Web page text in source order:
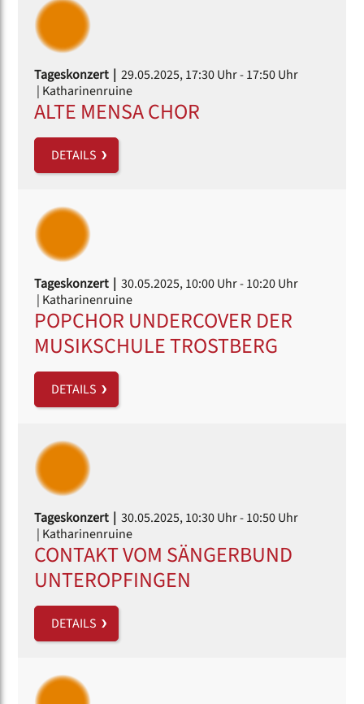
Tageskonzert | 29.05.2025, 17:30 Uhr- 17:50 Uhr
| Katharinenruine
ALTE MENSA CHOR
DETAILS
Tageskonzert | 30.05.2025, 10:00 Uhr- 10:20 Uhr
| Katharinenruine
POPCHOR UNDERCOVER DER
MUSIKSCHULE TROSTBERG
DETAILS
Tageskonzert | 30.05.2025, 10:30 Uhr- 10:50 Uhr
| Katharinenruine
CONTAKT VOM SÄNGERBUND
UNTEROPFINGEN
DETAILS